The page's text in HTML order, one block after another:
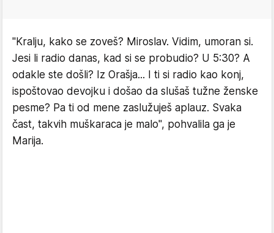
"Kralju, kako se zoveš? Miroslav. Vidim, umoran si.
Jesi li radio danas, kad si se probudio? U 5:30? A
odakle ste došli? Iz Orašja... I ti si radio kao konj,
ispoštovao devojku i došao da slušaš tužne ženske
pesme? Pa ti od mene zaslužuješ aplauz. Svaka
čast, takvih muškaraca je malo", pohvalila ga je
Marija.